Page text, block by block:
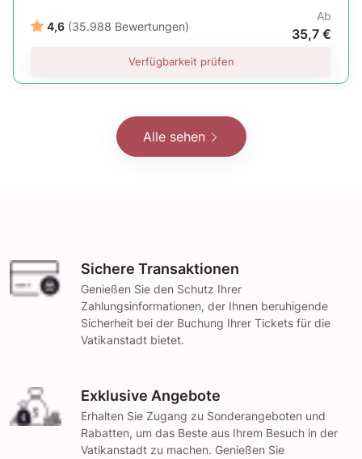
4,6 (35.988 Bewertungen)
Ab
35,7 €
Verfügbarkeit prüfen
Alle sehen
Sichere Transaktionen
Genießen Sie den Schutz Ihrer
Zahlungsinformationen, der Ihnen beruhigende
Sicherheit bei der Buchung Ihrer Tickets für die
Vatikanstadt bietet.
Exklusive Angebote
Erhalten Sie Zugang zu Sonderangeboten und
Rabatten, um das Beste aus Ihrem Besuch in der
Vatikanstadt zu machen. Genießen Sie